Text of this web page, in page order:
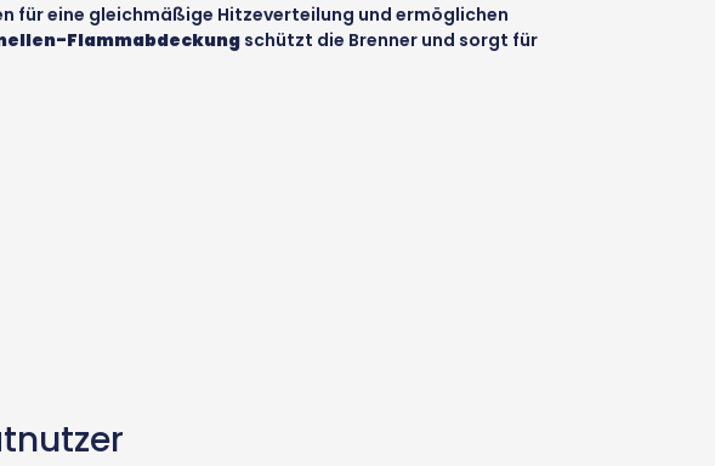
für eine gleichmäßige Hitzeverteilung und ermöglichen
Flammabdeckungschützt die Brenner und sorgt für